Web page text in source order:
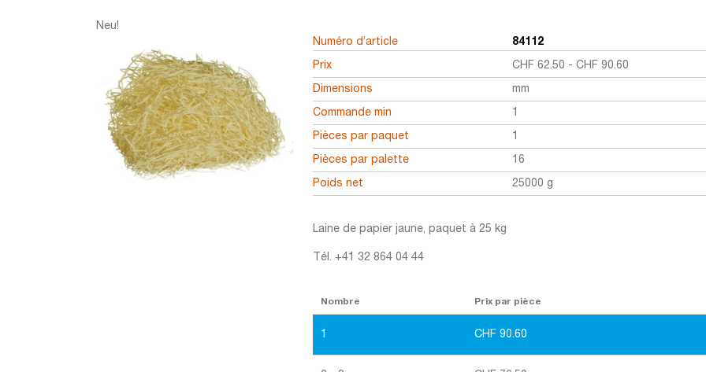
Neu!
Numéro d’article
84112
Prix CHF 62.50 -CHF 90.60
Dimensions mm
Commande min
Pièces par paquet
Pièces par palette 16
Poids net 25000 g
Laine de papier jaune, paquet à 25 kg
Tél. +41 32 864 04 44
Nombre Prix par pièce
1 CHF 90.60